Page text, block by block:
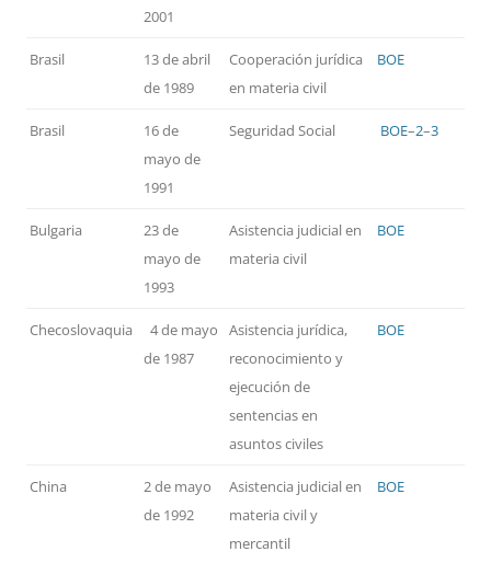
2001
Brasil
13 de abril
de 1989
Cooperación jurídica
en materia civil
BOE
Brasil
16 de
mayo de
1991
Seguridad Social BOE–2–3
Bulgaria
23 de
mayo de
1993
Asistencia judicial en
materia civil
BOE
Checoslovaquia
4 de mayo
de 1987
Asistencia jurídica,
reconocimiento y
ejecución de
sentencias en
asuntos civiles
BOE
China
2 de mayo
de 1992
Asistencia judicial en
materia civil y
mercantil
BOE